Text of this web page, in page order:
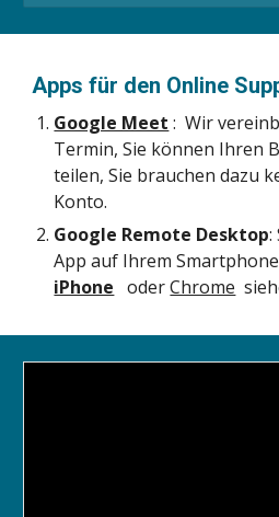
Apps für den Online
Google Meet :  Wir
Termin, Sie können Ihren
teilen, Sie brauchen dazu
Konto.
Google Remote Desktop:
App auf Ihrem
iPhone
  oder
Chrome